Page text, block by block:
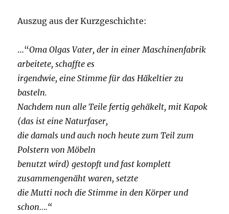
Auszug aus der Kurzgeschichte:
…“Oma Olgas Vater, der in einer Maschinenfabrik
arbeitete, schaffte es
irgendwie, eine Stimme für das Häkeltier zu
basteln.
Nachdem nun alle Teile fertig gehäkelt, mit Kapok
(das ist eine Naturfaser,
die damals und auch noch heute zum Teil zum
Polstern von Möbeln
benutzt wird) gestopft und fast komplett
zusammengenäht waren, setzte
die Mutti noch die Stimme in den Körper und
schon….“